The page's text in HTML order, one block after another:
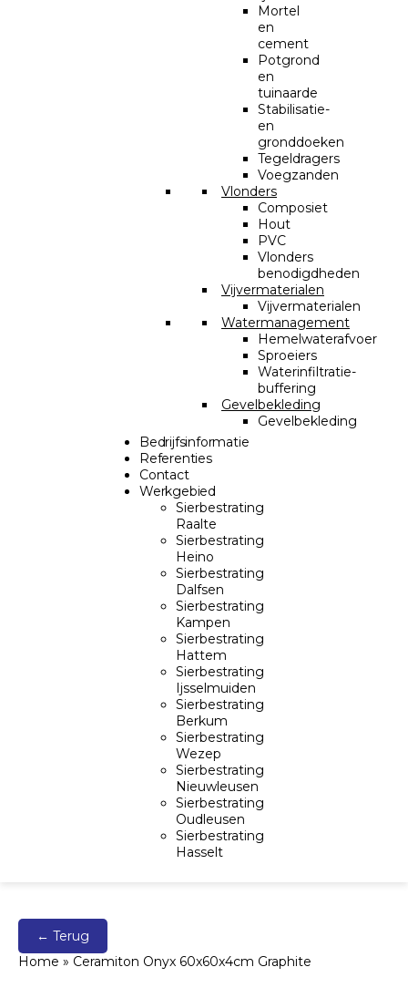
Mortel
en
cement
Potgrond
en
tuinaarde
Stabilisatie-
en
gronddoeken
Tegeldragers
Voegzanden
Vlonders
Composiet
Hout
PVC
Vlonders
benodigdheden
Vijvermaterialen
Vijvermaterialen
Watermanagement
Hemelwaterafvoer
Sproeiers
Waterinfiltratie-
buffering
Gevelbekleding
Gevelbekleding
Bedrijfsinformatie
Referenties
Contact
Werkgebied
Sierbestrating
Raalte
Sierbestrating
Heino
Sierbestrating
Dalfsen
Sierbestrating
Kampen
Sierbestrating
Hattem
Sierbestrating
Ijsselmuiden
Sierbestrating
Berkum
Sierbestrating
Wezep
Sierbestrating
Nieuwleusen
Sierbestrating
Oudleusen
Sierbestrating
Hasselt
← Terug
Home » Ceramiton Onyx 60x60x4cm Graphite